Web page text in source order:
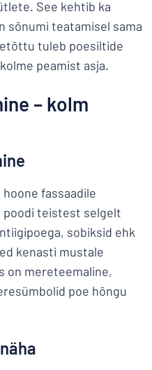
See kehtib ka
sõnumi teatamisel sama
tuleb poesiltide
peamist asja.
– kolm
fassaadile
poodi teistest selgelt
sobiksid ehk
kenasti mustale
on mereteemaline,
poe hõngu